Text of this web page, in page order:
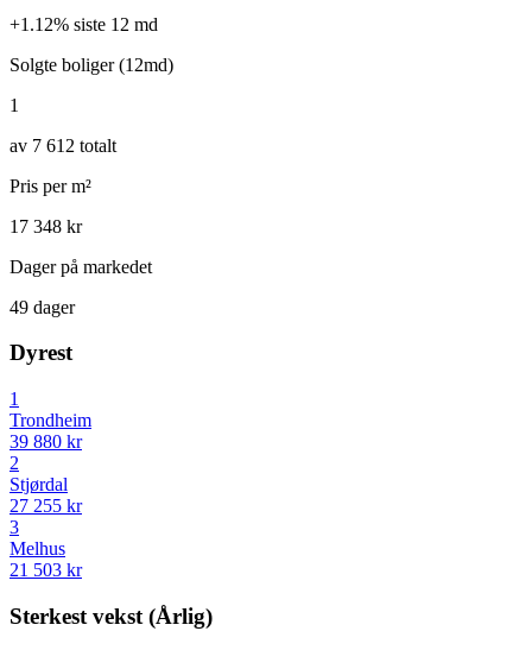
+1.12% siste 12 md
Solgte boliger (12md)
1
av 7 612 totalt
Pris per m²
17 348 kr
Dager på markedet
49 dager
Dyrest
1
Trondheim
39 880 kr
2
Stjørdal
27 255 kr
3
Melhus
21 503 kr
Sterkest vekst (Årlig)